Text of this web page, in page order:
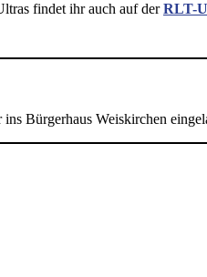
findet ihr auch auf derRLT-
Bürgerhaus Weiskirchen